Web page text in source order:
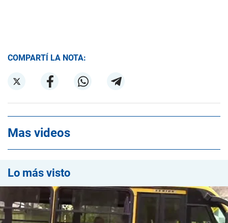
COMPARTÍ LA NOTA:
Mas videos
Lo más visto